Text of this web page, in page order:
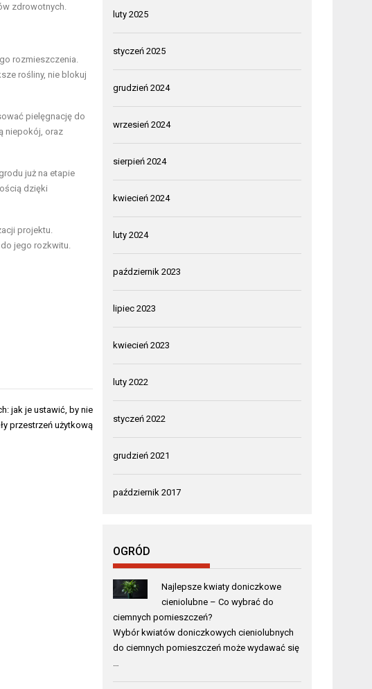
zdrowotnych.
rozmieszczenia.
rośliny, nie blokuj
pielęgnację do
niepokój, oraz
już na etapie
dzięki
projektu.
jego rozkwitu.
jak je ustawić, by nie
przestrzeń użytkową
luty 2025
styczeń 2025
grudzień 2024
wrzesień 2024
sierpień 2024
kwiecień 2024
luty 2024
październik 2023
lipiec 2023
kwiecień 2023
luty 2022
styczeń 2022
grudzień 2021
październik 2017
OGRÓD
Najlepsze kwiaty doniczkowe
cieniolubne – Co wybrać do
ciemnych pomieszczeń?
Wybór kwiatów doniczkowych cieniolubnych
do ciemnych pomieszczeń może wydawać się